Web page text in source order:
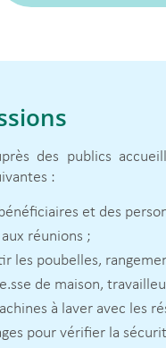
des publics
:
et des
réunions ;
les poubelles,
de maison,
à laver avec les
pour vérifier la